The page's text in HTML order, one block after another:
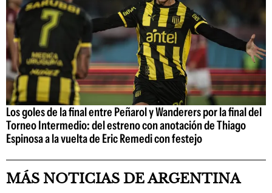
Los goles de la final entre Peñarol y Wanderers por la final del
Torneo Intermedio: del estreno con anotación de Thiago
Espinosa a la vuelta de Eric Remedi con festejo
MÁS NOTICIAS DE ARGENTINA